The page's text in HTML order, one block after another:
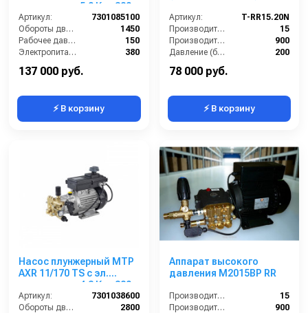
двигателем 5,0 Квт 380
В
Артикул:
7301085100
Обороты двигателя (об/мин):
1450
Рабочее давление (бар):
150
Электропитание (В):
380
137 000 руб.
⚡ В корзину
Артикул:
T-RR15.20N
Производительность (л/мин):
15
Производительность (л/ч):
900
Давление (бар):
200
Напряжение (В):
78 000 руб.
⚡ В корзину
Насос плунжерный MTP
AXR 11/170 TS с эл.
двигателем 4,3 Квт 380
В
Артикул:
7301038600
Обороты двигателя (об/мин):
2800
Аппарат высокого
давления M2015BP RR
Производительность (л/мин):
15
Производительность (л/ч):
900